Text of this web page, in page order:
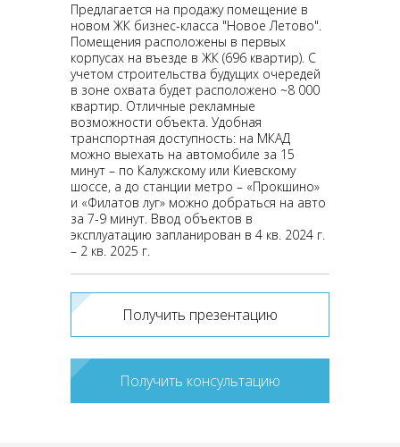
Предлагается на продажу помещение в
новом ЖК бизнес-класса "Новое Летово".
Помещения расположены в первых
корпусах на въезде в ЖК (696 квартир). С
учетом строительства будущих очередей
в зоне охвата будет расположено ~8 000
квартир. Отличные рекламные
возможности объекта. Удобная
транспортная доступность: на МКАД
можно выехать на автомобиле за 15
минут – по Калужскому или Киевскому
шоссе, а до станции метро – «Прокшино»
и «Филатов луг» можно добраться на авто
за 7-9 минут. Ввод объектов в
эксплуатацию запланирован в 4 кв. 2024 г.
– 2 кв. 2025 г.
Получить презентацию
Получить консультацию